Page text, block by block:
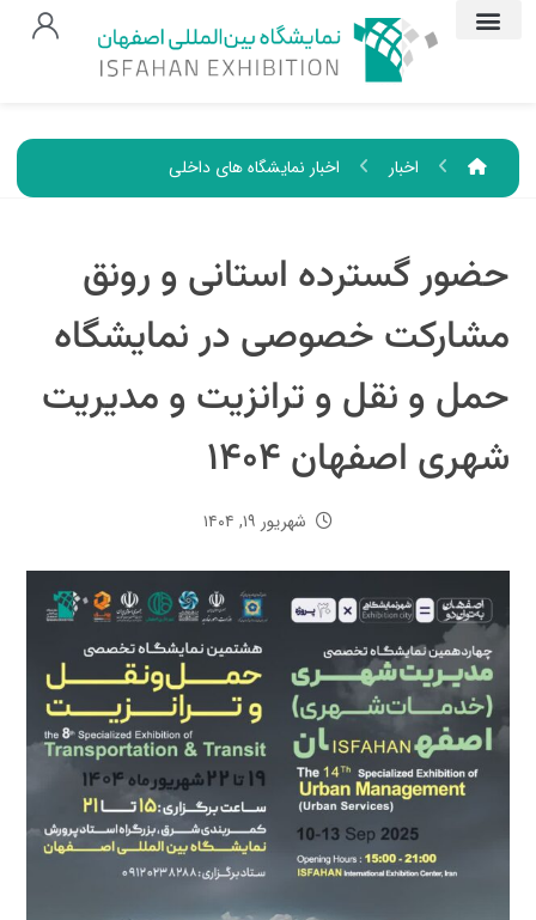
اخبار اخبار نمایشگاه های داخلی
حضور گسترده استانی و رونق
مشارکت خصوصی در نمایشگاه
حمل و نقل و ترانزیت و مدیریت
شهری اصفهان ۱۴۰۴
شهریور ۱۹, ۱۴۰۴